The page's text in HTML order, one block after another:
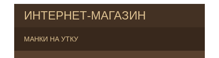
ИНТЕРНЕТ-МАГАЗИН
МАНКИ НА УТКУ